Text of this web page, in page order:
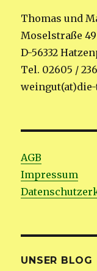
Thomas und
Moselstraße 49
D-56332
Tel. 02605 /
AGB
Impressum
UNSER BLOG